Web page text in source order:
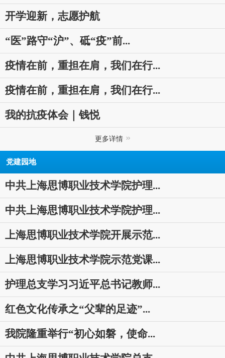
开学迎新，志愿护航
“医”路守“沪”、砥“疫”前...
疫情在前，重担在肩，我们在行...
疫情在前，重担在肩，我们在行...
我的抗疫体会｜钱悦
更多详情
党建园地
中共上海思博职业技术学院护理...
中共上海思博职业技术学院护理...
上海思博职业技术学院开展示范...
上海思博职业技术学院示范党课...
护理总支学习习近平总书记教师...
红色文化传承之“父辈的足迹”...
我院隆重举行“初心如磐，使命...